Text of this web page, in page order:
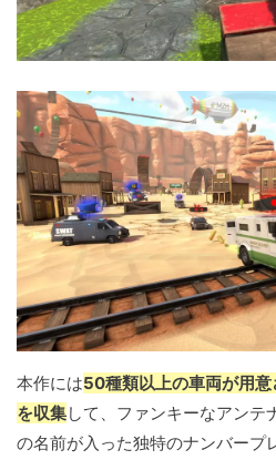
本作には50種類以上の車両が用
を収集して、ファンキーなアンテ
の名前が入った独特のナンバープ